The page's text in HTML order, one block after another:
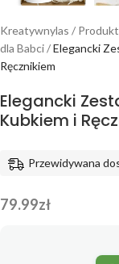
Kreatywnylas /
dla Babci/Elegancki
Ręcznikiem
Elegancki
Kubkiem i
Przewidywana
79.99zł